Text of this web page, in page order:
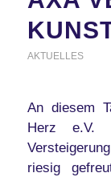
AKTUELLES
An diesem
Herz e.V.
riesig